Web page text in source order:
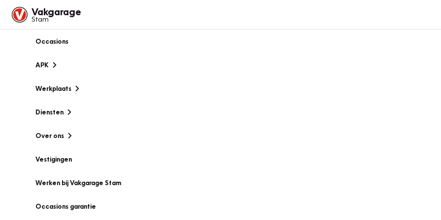
Vakgarage
Stam
Occasions
APK
Werkplaats
Diensten
Over ons
Vestigingen
Werken bij Vakgarage Stam
Occasions garantie